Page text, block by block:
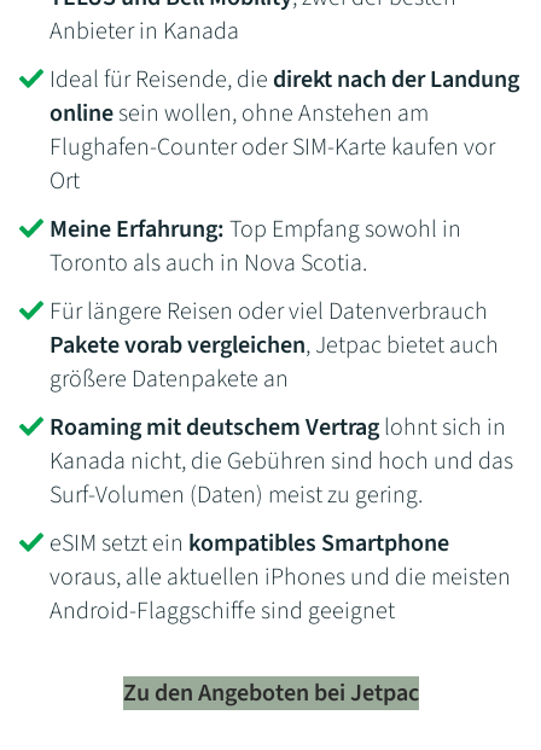
Anbieter in Kanada
Ideal für Reisende, diedirekt nach der Landung
onlinesein wollen, ohne Anstehen am
Flughafen-Counter oder SIM-Karte kaufen vor
Ort
Meine Erfahrung:Top Empfang sowohl in
Toronto als auch in Nova Scotia.
Für längere Reisen oder viel Datenverbrauch
Pakete vorab vergleichen, Jetpac bietet auch
größere Datenpakete an
Roaming mit deutschem Vertraglohnt sich in
Kanada nicht, die Gebühren sind hoch und das
Surf-Volumen (Daten) meist zu gering.
eSIM setzt ein kompatibles Smartphone
voraus, alle aktuellen iPhones und die meisten
Android-Flaggschiffe sind geeignet
Zu den Angeboten bei Jetpac